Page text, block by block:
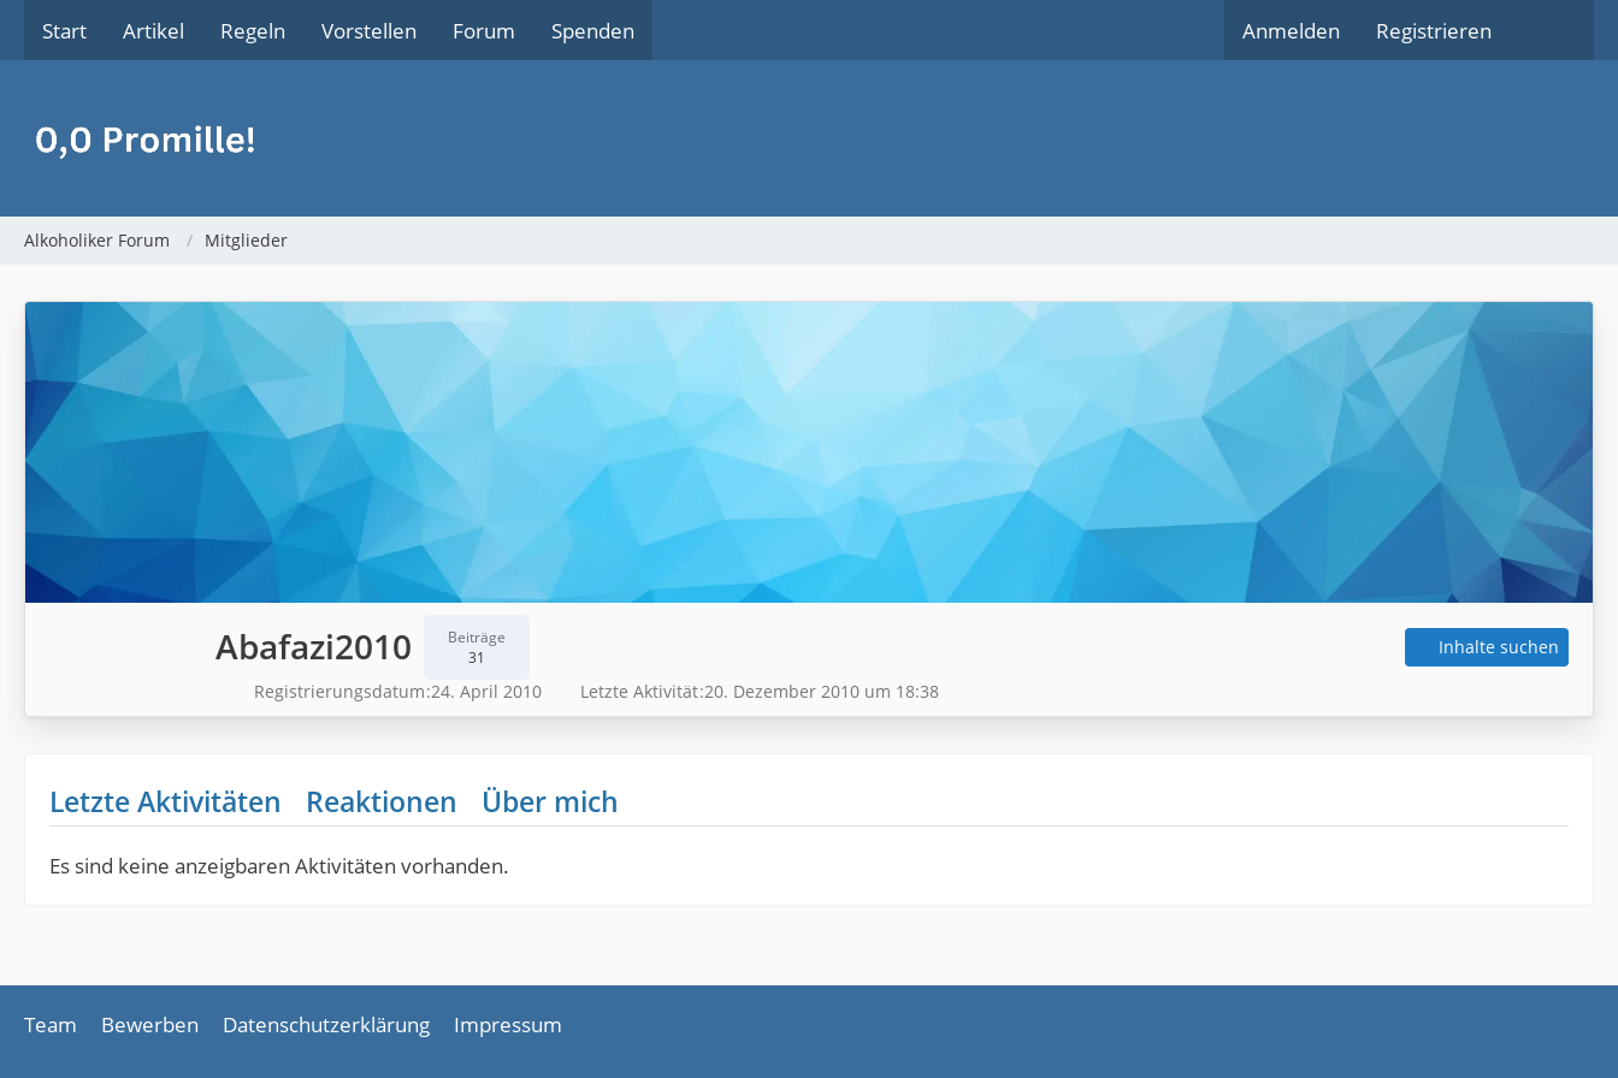
Start Artikel Regeln Vorstellen Forum Spenden Anmelden Registrieren
Alkoholiker Forum Mitglieder
Abafazi2010
Beiträge
31
Inhalte suchen
Registrierungsdatum 24. April 2010 Letzte Aktivität 20. Dezember 2010 um 18:38
Letzte Aktivitäten Reaktionen Über mich
Es sind keine anzeigbaren Aktivitäten vorhanden.
Team Bewerben Datenschutzerklärung Impressum